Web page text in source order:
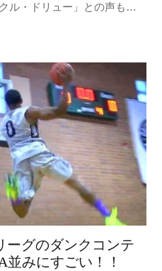
ル・ドリュー」との声も…
ーグのダンクコンテ
並みにすごい！！